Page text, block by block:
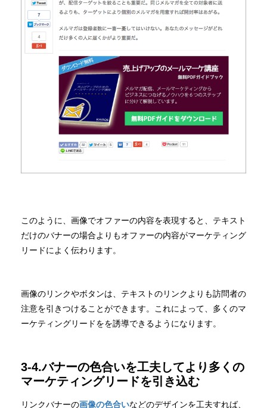
このように、画像でオファーの内容を表現すると、テキスト
だけのバナーの場合よりもオファーの内容がマーケティング
リードによく伝わります。
画像のリンクやボタンは、テキストのリンクよりも訪問者の
注意を引きつけることができます。これによって、多くのマ
ーケティングリードをを誘導できるようになります。
3-4.バナーの色合いを工夫してより多くの
マーケティングリードを引き込む
リンクバナーの画像の色合いなどのデザインを工夫すれば、